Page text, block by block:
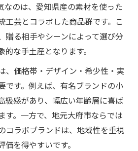
なのは、愛知県産の素材を使った
工芸とコラボした商品群です。こ
贈る相手やシーンによって選び分
な手土産となります。
、価格帯・デザイン・希少性・実
です。例えば、有名ブランドの小
級感があり、幅広い年齢層に喜ば
す。一方で、地元大府市ならでは
コラボブランドは、地域性を重視
を得やすいです。